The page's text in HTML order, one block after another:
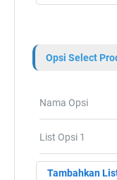
Opsi Select
Tambahkan